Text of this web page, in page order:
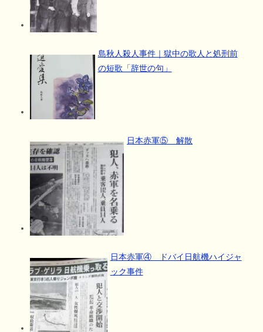
島秋人殺人事件｜獄中の歌人と処刑前
の短歌「辞世の句」
日本赤軍⑤ 解散
日本赤軍④ ドバイ日航機ハイジャ
ック事件